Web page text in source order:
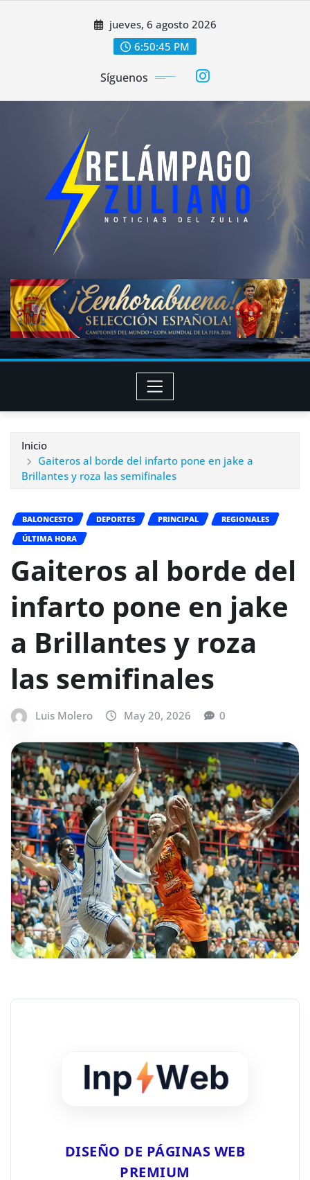
jueves, 6 agosto 2026
6:50:48 PM
Síguenos
Inicio
Gaiteros al borde del infarto pone en jake a
Brillantes y roza las semifinales
BALONCESTO DEPORTES PRINCIPAL
REGIONALES
ÚLTIMA HORA
Gaiteros al borde del
infarto pone en jake
a Brillantes y roza
las semifinales
Luis Molero May 20, 2026 0
DISEÑO DE PÁGINAS WEB
PREMIUM